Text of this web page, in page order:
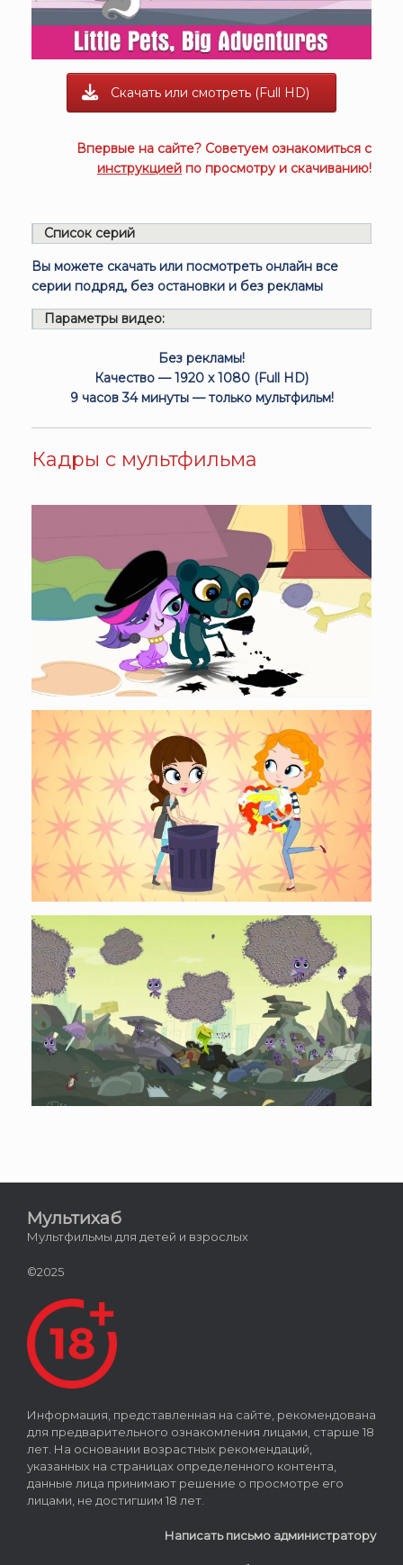
Скачать или смотреть (Full HD)
Впервые на сайте? Советуем ознакомиться с
инструкцией по просмотру и скачиванию!
Список серий
Вы можете скачать или посмотреть онлайн все
серии подряд, без остановки и без рекламы
Параметры видео:
Без рекламы!
Качество — 1920 x 1080 (Full HD)
9 часов 34 минуты — только мультфильм!
Кадры с мультфильма
Мультихаб
Мультфильмы для детей и взрослых
©2025
Информация, представленная на сайте, рекомендована
для предварительного ознакомления лицами, старше 18
лет. На основании возрастных рекомендаций,
указанных на страницах определенного контента,
данные лица принимают решение о просмотре его
лицами, не достигшим 18 лет.
Написать письмо администратору